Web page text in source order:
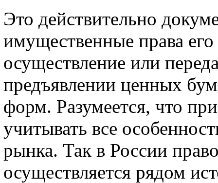
Это действительно
имущественные права
осуществление или
предъявлении ценных
форм. Разумеется, что
учитывать все
рынка. Так в России
осуществляется рядом